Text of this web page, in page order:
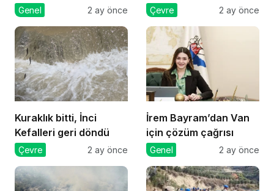
Genel 2 ay önce
mücadele
Çevre 2 ay önce
Kuraklık bitti, İnci
Kefalleri geri döndü
Çevre 2 ay önce
İrem Bayram’dan Van
için çözüm çağrısı
Genel 2 ay önce